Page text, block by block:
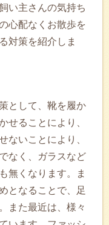
い主さんの気持ち
心配なくお散歩を
対策を紹介しま
として、靴を履か
せることにより、
ないことにより、
なく、ガラスなど
無くなります。ま
となることで、足
また最近は、様々